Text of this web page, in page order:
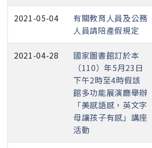
2021-05-04
有關教育人員及公務
人員請陪產假規定
2021-04-28
國家圖書館訂於本
（110）年5月23日
下午2時至4時假該
館多功能展演廳舉辦
「美感語感，英文字
母讓孩子有感」講座
活動